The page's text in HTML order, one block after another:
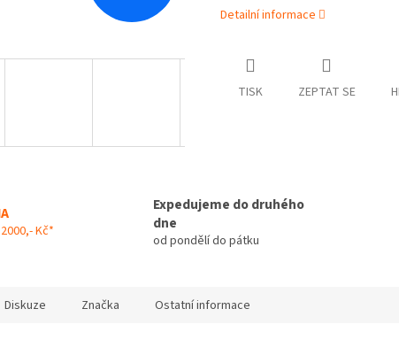
Detailní informace
TISK ZEPTAT SE
Kč*
Expedujeme do druhého
dne
od pondělí do pátku
Diskuze Značka Ostatní informace